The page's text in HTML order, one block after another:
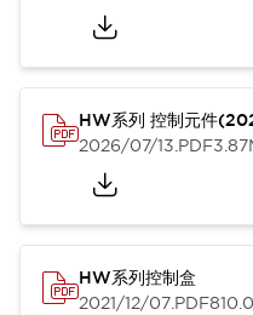
HW系列 控制元件
2026/07/13.PDF
HW系列控制盒
2021/12/07.PDF